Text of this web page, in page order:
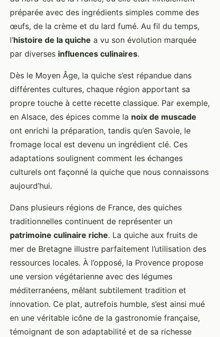
préparée avec des ingrédients simples comme des
œufs, de la crème et du lard fumé. Au fil du temps,
l’histoire de la quiche a vu son évolution marquée
par diverses influences culinaires.
Dès le Moyen Âge, la quiche s’est répandue dans
différentes cultures, chaque région apportant sa
propre touche à cette recette classique. Par exemple,
en Alsace, des épices comme la noix de muscade
ont enrichi la préparation, tandis qu’en Savoie, le
fromage local est devenu un ingrédient clé. Ces
adaptations soulignent comment les échanges
culturels ont façonné la quiche que nous connaissons
aujourd’hui.
Dans plusieurs régions de France, des quiches
traditionnelles continuent de représenter un
patrimoine culinaire riche. La quiche aux fruits de
mer de Bretagne illustre parfaitement l’utilisation des
ressources locales. À l’opposé, la Provence propose
une version végétarienne avec des légumes
méditerranéens, mêlant subtilement tradition et
innovation. Ce plat, autrefois humble, s’est ainsi mué
en une véritable icône de la gastronomie française,
témoignant de son adaptabilité et de sa richesse